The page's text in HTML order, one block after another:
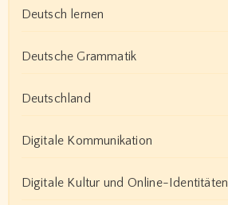
Deutsch lernen
Deutsche Grammatik
Deutschland
Digitale Kommunikation
Digitale Kultur und Online-Identitäten